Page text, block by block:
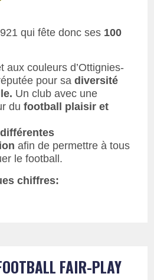
qui fête donc ses 100
aux couleurs d’Ottignies-
pour sadiversité
Un club avec une
dufootball plaisir et
différentes
afin de permettre à tous
le football.
chiffres:
FAIR-PLAY